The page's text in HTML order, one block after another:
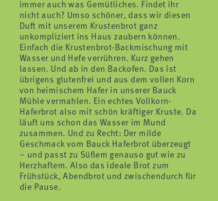
immer auch was Gemütliches. Findet ihr
nicht auch? Umso schöner, dass wir diesen
Duft mit unserem Krustenbrot ganz
unkompliziert ins Haus zaubern können.
Einfach die Krustenbrot-Backmischung mit
Wasser und Hefe verrühren. Kurz gehen
lassen. Und ab in den Backofen. Das ist
übrigens glutenfrei und aus dem vollen Korn
von heimischem Hafer in unserer Bauck
Mühle vermahlen. Ein echtes Vollkorn-
Haferbrot also mit schön kräftiger Kruste. Da
läuft uns schon das Wasser im Mund
zusammen. Und zu Recht: Der milde
Geschmack vom Bauck Haferbrot überzeugt
– und passt zu Süßem genauso gut wie zu
Herzhaftem. Also das ideale Brot zum
Frühstück, Abendbrot und zwischendurch für
die Pause.